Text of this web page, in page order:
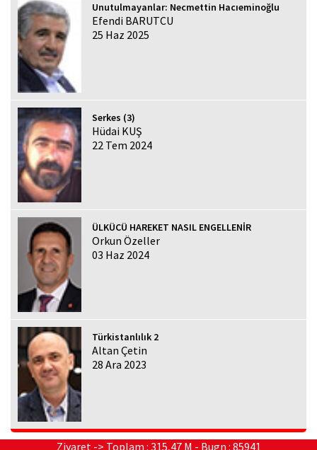
Unutulmayanlar: Necmettin Hacıeminoğlu
Efendi BARUTCU
25 Haz 2025
Serkes (3)
Hüdai KUŞ
22 Tem 2024
ÜLKÜCÜ HAREKET NASIL ENGELLENİR
Orkun Özeller
03 Haz 2024
Türkistanlılık 2
Altan Çetin
28 Ara 2023
Ziyaret -> Toplam : 315,47 M - Bugn : 85941